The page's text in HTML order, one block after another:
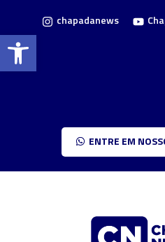
Barra de Ferramentas Aberta
chapadanews
ENTRE EM